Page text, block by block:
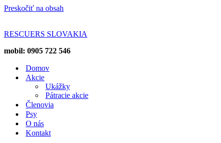
Preskočiť na obsah
RESCUERS SLOVAKIA
mobil: 0905 722 546
Domov
Akcie
Ukážky
Pátracie akcie
Členovia
Psy
O nás
Kontakt